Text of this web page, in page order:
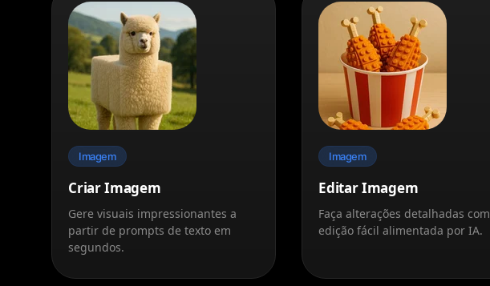
Imagem
Criar Imagem
Gere visuais impressionantes a
partir de prompts de texto em
segundos.
Imagem
Editar Imagem
Faça alterações detalhadas com
edição fácil alimentada por IA.